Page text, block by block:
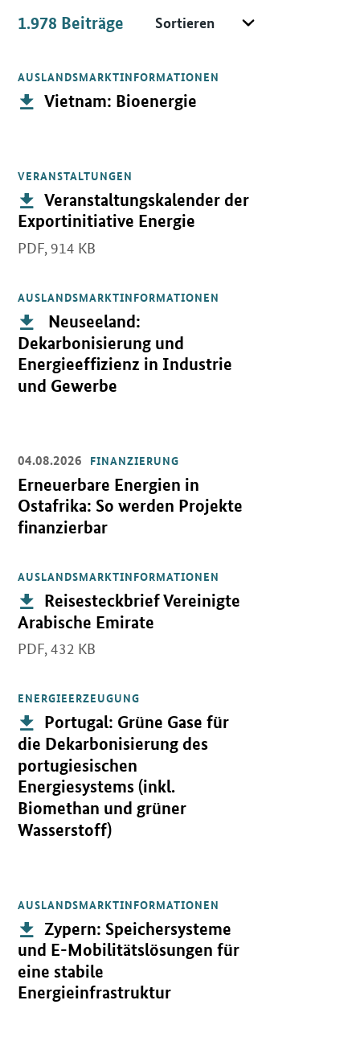
1.978 Beiträge
Beiträge
AUSLANDSMARKTINFORMATIONEN
Publikation:
Vietnam: Bioenergie
Öffnet PDF "Vietnam: Bioenergie" in neuem Fenster.
VERANSTALTUNGEN
Publikation:
Veranstaltungskalender der
Exportinitiative Energie
PDF, 914 KB
Öffnet PDF "Veranstaltungskalender der Exportinitiative Energie"
AUSLANDSMARKTINFORMATIONEN
Publikation:
Neuseeland:
Dekarbonisierung und
Energieeffizienz in Industrie
und Gewerbe
Öffnet PDF " Neuseeland: Dekarbonisierung und
04.08.2026 FINANZIERUNG
Erneuerbare Energien in
Ostafrika: So werden Projekte
finanzierbar
Öffnet Einzelsicht
AUSLANDSMARKTINFORMATIONEN
Publikation:
Reisesteckbrief Vereinigte
Arabische Emirate
PDF, 432 KB
Öffnet PDF "Reisesteckbrief Vereinigte Arabische Emirate" in
ENERGIEERZEUGUNG
Publikation:
Portugal: Grüne Gase für
die Dekarbonisierung des
portugiesischen
Energiesystems (inkl.
Biomethan und grüner
Wasserstoff)
Öffnet PDF "Portugal: Grüne Gase für die Dekarbonisierung des
AUSLANDSMARKTINFORMATIONEN
Publikation:
Zypern: Speichersysteme
und E-Mobilitätslösungen für
eine stabile
Energieinfrastruktur
Öffnet PDF "Zypern: Speichersysteme und E-